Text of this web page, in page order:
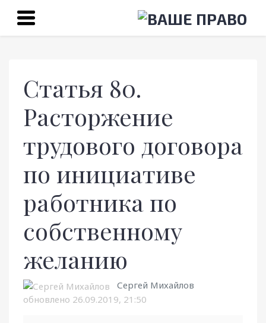
Статья 80.
Расторжение
трудового договора
по инициативе
работника по
собственному
желанию
Сергей Михайлов
обновлено 26.09.2019, 21:50